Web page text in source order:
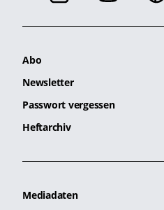
Abo
Newsletter
Passwort vergessen
Heftarchiv
Mediadaten